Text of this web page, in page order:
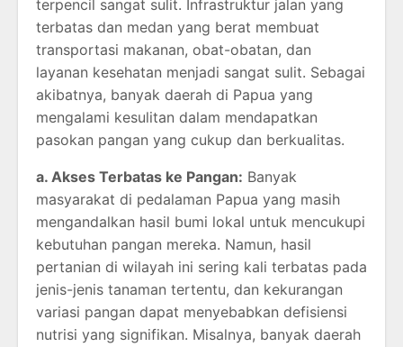
terpencil sangat sulit. Infrastruktur jalan yang
terbatas dan medan yang berat membuat
transportasi makanan, obat-obatan, dan
layanan kesehatan menjadi sangat sulit. Sebagai
akibatnya, banyak daerah di Papua yang
mengalami kesulitan dalam mendapatkan
pasokan pangan yang cukup dan berkualitas.
a. Akses Terbatas ke Pangan: Banyak
masyarakat di pedalaman Papua yang masih
mengandalkan hasil bumi lokal untuk mencukupi
kebutuhan pangan mereka. Namun, hasil
pertanian di wilayah ini sering kali terbatas pada
jenis-jenis tanaman tertentu, dan kekurangan
variasi pangan dapat menyebabkan defisiensi
nutrisi yang signifikan. Misalnya, banyak daerah